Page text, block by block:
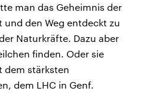
man das Geheimnis der
den Weg entdeckt zu
Naturkräfte. Dazu aber
finden. Oder sie
dem stärksten
dem LHC in Genf.